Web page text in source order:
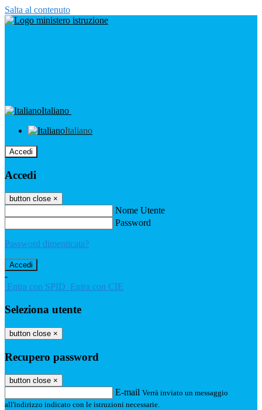
Salta al contenuto
Italiano
Italiano
Accedi
Accedi
button close ×
Nome Utente
Password
Password dimenticata?
-
Entra con SPID Entra con CIE
Seleziona utente
button close ×
Recupero password
button close ×
E-mail Verrà inviato un messaggio
all'indirizzo indicato con le istruzioni necessarie.